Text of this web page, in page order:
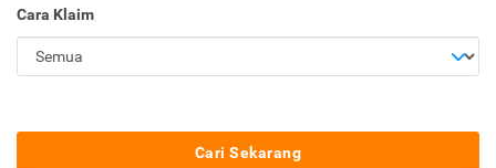
Cara Klaim
Cari Sekarang